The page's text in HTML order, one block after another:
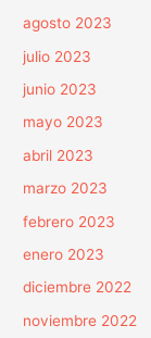
agosto 2023
julio 2023
junio 2023
mayo 2023
abril 2023
marzo 2023
febrero 2023
enero 2023
diciembre 2022
noviembre 2022